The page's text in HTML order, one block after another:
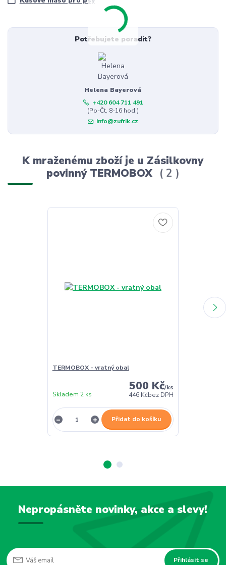
Potřebujete poradit?
Helena Bayerová
+420 604 711 491
(Po-Čt, 8-16 hod.)
info@zufrik.cz
K mraženému zboží je u Zásilkovny
povinný TERMOBOX
2
TERMOBOX - vratný obal
500 Kč/ks
446 Kčbez DPH
Skladem 2 ks
Přidat do košíku
Nepropásněte novinky, akce a slevy!
Přihlásit se